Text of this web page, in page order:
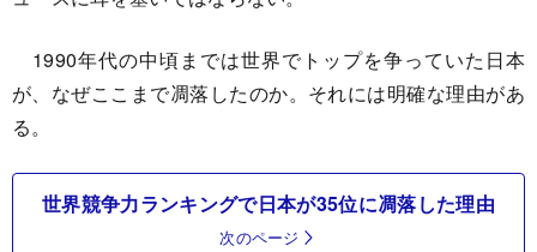
1990年代の中頃までは世界でトップを争っていた日本
が、なぜここまで凋落したのか。それには明確な理由があ
る。
世界競争力ランキングで日本が35位に凋落した理由
次のページ